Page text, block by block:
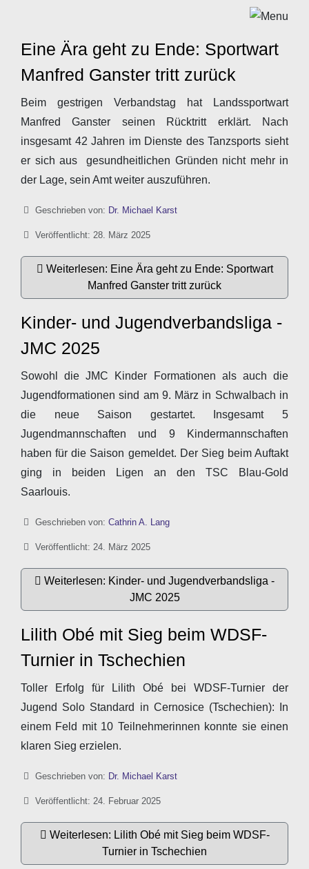
Eine Ära geht zu Ende: Sportwart
Manfred Ganster tritt zurück
Beim gestrigen Verbandstag hat Landssportwart
Manfred Ganster seinen Rücktritt erklärt. Nach
insgesamt 42 Jahren im Dienste des Tanzsports sieht
er sich aus gesundheitlichen Gründen nicht mehr in
der Lage, sein Amt weiter auszuführen.
DetailsGeschrieben von: Dr. Michael Karst
Veröffentlicht: 28. März 2025
Weiterlesen: Eine Ära geht zu Ende: Sportwart
Manfred Ganster tritt zurück
Kinder- und Jugendverbandsliga -
JMC 2025
Sowohl die JMC Kinder Formationen als auch die
Jugendformationen sind am 9. März in Schwalbach in
die neue Saison gestartet. Insgesamt 5
Jugendmannschaften und 9 Kindermannschaften
haben für die Saison gemeldet. Der Sieg beim Auftakt
ging in beiden Ligen an den TSC Blau-Gold
Saarlouis.
DetailsGeschrieben von: Cathrin A. Lang
Veröffentlicht: 24. März 2025
Weiterlesen: Kinder- und Jugendverbandsliga -
JMC 2025
Lilith Obé mit Sieg beim WDSF-
Turnier in Tschechien
Toller Erfolg für Lilith Obé bei WDSF-Turnier der
Jugend Solo Standard in Cernosice (Tschechien): In
einem Feld mit 10 Teilnehmerinnen konnte sie einen
klaren Sieg erzielen.
DetailsGeschrieben von: Dr. Michael Karst
Veröffentlicht: 24. Februar 2025
Weiterlesen: Lilith Obé mit Sieg beim WDSF-
Turnier in Tschechien